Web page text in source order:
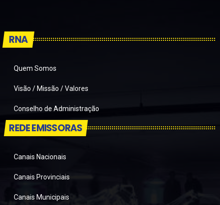
RNA
Quem Somos
Visão / Missão / Valores
Conselho de Administração
REDE EMISSORAS
Canais Nacionais
Canais Provinciais
Canais Municipais